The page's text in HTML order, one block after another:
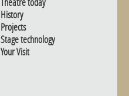
History
Projects
Stage technology
Your Visit